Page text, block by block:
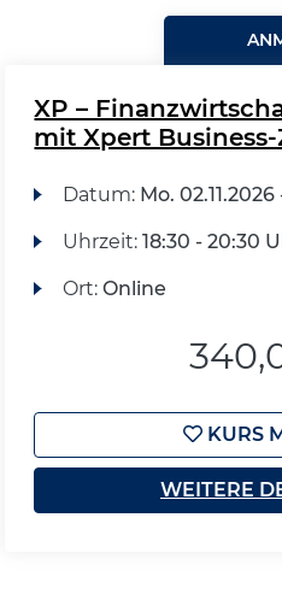
XP –
mit Xpert
Datum: Mo. 02.11.2026
Uhrzeit: 18:30 - 20:30
Ort: Online
KURS
WEITERE